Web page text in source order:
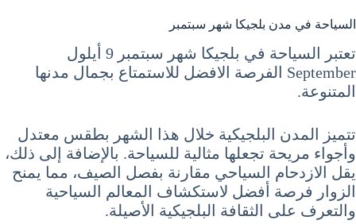
السياحة في مدن بلجيكا شهر سبتمبر
تعتبر السياحة في بلجيكا شهر سبتمبر 9 أيلول
September الفرصة الافضل للاستمتاع بجمال مدنها
المتنوعة.
تتميز المدن البلجيكية خلال هذا الشهر بطقس معتدل
وأجواء مريحة تجعلها مثالية للسياحة. بالإضافة إلى ذلك،
يقل الازدحام السياحي مقارنة بفصل الصيف، مما يمنح
الزوار فرصة أفضل لاستكشاف المعالم السياحية
والتعرف على الثقافة البلجيكية الأصيلة.